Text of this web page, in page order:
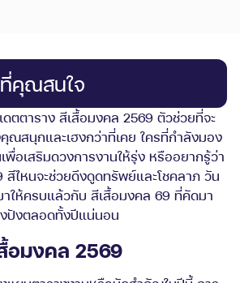
คุณสนใจ
ตตาราง สีเสื้อมงคล 2569 ตัวช่วยที่จะ
ณสนุกและเฮงกว่าที่เคย ใครที่กำลังมอง
พื่อเสริมดวงการงานให้รุ่ง หรืออยากรู้ว่า
สีไหนจะช่วยดึงดูดทรัพย์และโชคลาภ วัน
ให้ครบแล้วกับ สีเสื้อมงคล 69 ที่คัดมา
งปังตลอดทั้งปีแน่นอน
อมงคล 2569